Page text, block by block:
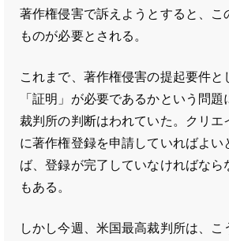
著作権侵害で訴えようとすると、こ
ものが必要とされる。
これまで、著作権侵害の提起要件と
「証明」が必要であるかという問
裁判所の判断はわれていた。クリエ
に著作権登録を申請していればよい
ば、登録が完了していなければなら
もある。
しかし今週、米国最高裁判所は、こ